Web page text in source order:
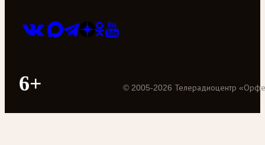
6+ © 2005-2026 Телерадиоцентр